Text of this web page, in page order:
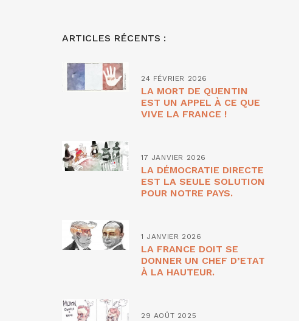
ARTICLES RÉCENTS :
24 FÉVRIER 2026
LA MORT DE QUENTIN
EST UN APPEL À CE QUE
VIVE LA FRANCE !
17 JANVIER 2026
LA DÉMOCRATIE DIRECTE
EST LA SEULE SOLUTION
POUR NOTRE PAYS.
1 JANVIER 2026
LA FRANCE DOIT SE
DONNER UN CHEF D’ETAT
À LA HAUTEUR.
29 AOÛT 2025